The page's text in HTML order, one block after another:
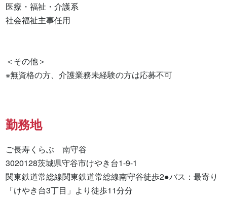
医療・福祉・介護系
社会福祉主事任用
＜その他＞
※無資格の方、介護業務未経験の方は応募不可
勤務地
ご長寿くらぶ　南守谷
3020128茨城県守谷市けやき台1-9-1
関東鉄道常総線関東鉄道常総線南守谷徒歩2●バス：最寄り
「けやき台3丁目」より徒歩11分分